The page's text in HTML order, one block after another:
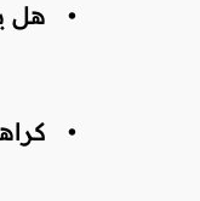
• هل
•